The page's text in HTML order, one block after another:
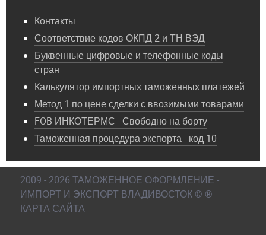
Контакты
Соответствие кодов ОКПД 2 и ТН ВЭД
Буквенные цифровые и телефонные коды
стран
Калькулятор импортных таможенных платежей
Метод 1 по цене сделки с ввозимыми товарами
FOB ИНКОТЕРМС - Свободно на борту
Таможенная процедура экспорта - код 10
2009 - 2026 ТАМОЖЕННОЕ ОФОРМЛЕНИЕ -
ИМПОРТ И ЭКСПОРТ ВЛАДИВОСТОК © ® -
КАРТА САЙТА